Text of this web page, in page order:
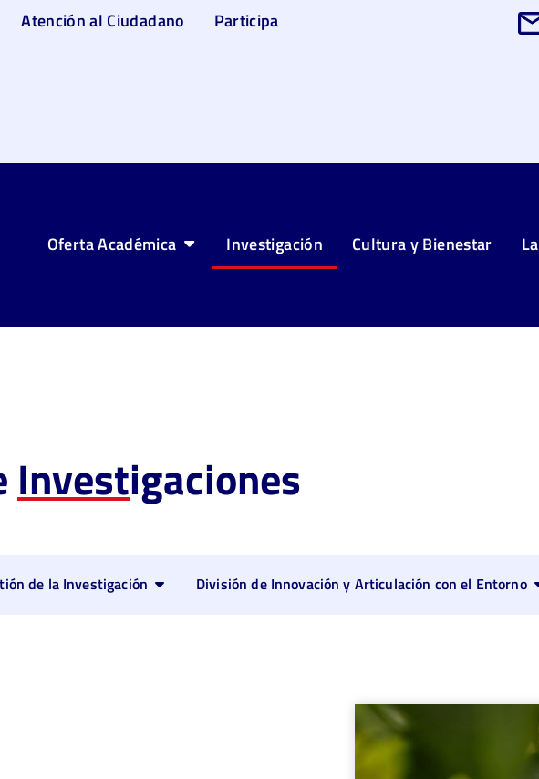
Atención al Ciudadano Participa
Oferta Académica Investigación Cultura y Bienestar
Investigaciones
de la Investigación División de Innovación y Articulación con el Entorno